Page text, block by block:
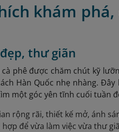
khám
thư giãn
phê được chăm chút kỹ
Hàn Quốc nhẹ nhàng.
một góc yên tĩnh cuối tuần
rộng rãi, thiết kế mở, ánh
để vừa làm việc vừa thư